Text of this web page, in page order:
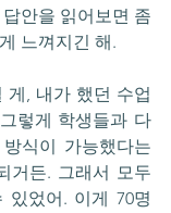
안을 읽어보면 좀
느껴지긴 해.
게, 내가 했던 수업
렇게 학생들과 다
식이 가능했다는
거든. 그래서 모두
있었어. 이게 70명